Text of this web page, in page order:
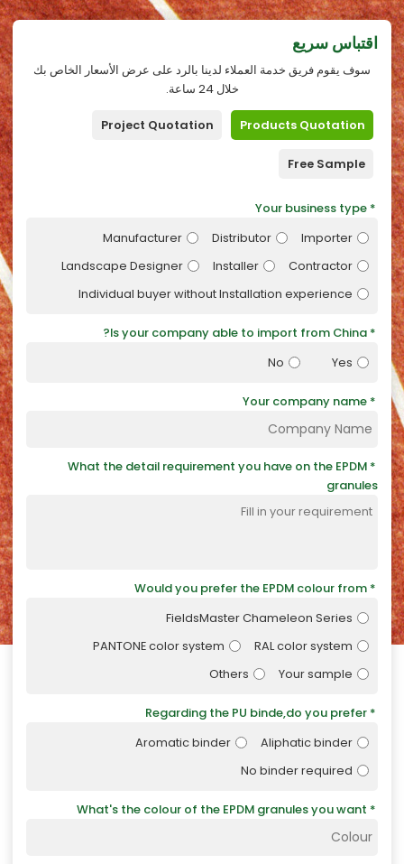
اقتباس سريع
سوف يقوم فريق خدمة العملاء لدينا بالرد على عرض الأسعار الخاص بك
خلال 24 ساعة.
Products Quotation
Project Quotation
Free Sample
Your business type
Importer
Distributor
Manufacturer
Contractor
Installer
Landscape Designer
Individual buyer without Installation experience
Is your company able to import from China?
Yes
No
Your company name
What the detail requirement you have on the EPDM
granules
Would you prefer the EPDM colour from
FieldsMaster Chameleon Series
RAL color system
PANTONE color system
Your sample
Others
Regarding the PU binde,do you prefer
Aliphatic binder
Aromatic binder
No binder required
What's the colour of the EPDM granules you want